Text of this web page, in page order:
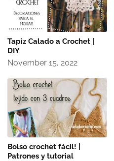
Tapiz Calado a Crochet |
DIY
November 15, 2022
Bolso crochet fácil! |
Patrones y tutorial